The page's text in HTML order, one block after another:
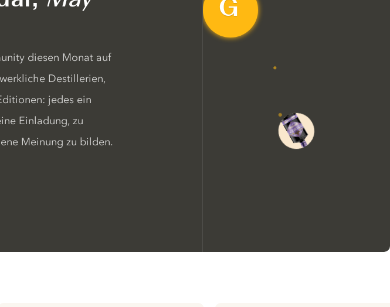
diesen Monat auf
Destillerien,
jedes ein
Einladung, zu
Meinung zu bilden.